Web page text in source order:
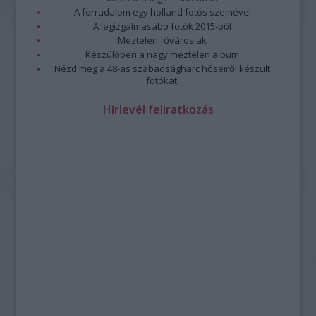
A forradalom egy holland fotós szemével
A legizgalmasabb fotók 2015-ből
Meztelen fővárosiak
Készülőben a nagy meztelen album
Nézd meg a 48-as szabadságharc hőseiről készült
fotókat!
Hírlevél feliratkozás